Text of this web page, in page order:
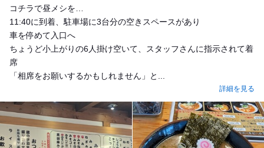
コチラで昼メシを…
11:40に到着、駐車場に3台分の空きスペースがあり
車を停めて入口へ
ちょうど小上がりの6人掛け空いて、スタッフさんに指示されて着
席
「相席をお願いするかもしれません」と...
詳細を見る